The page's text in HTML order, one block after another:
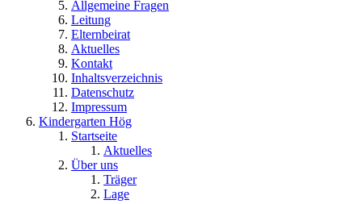
Allgemeine Fragen
Leitung
Elternbeirat
Aktuelles
Kontakt
Inhaltsverzeichnis
Datenschutz
Impressum
Kindergarten Hög
Startseite
Aktuelles
Über uns
Träger
Lage